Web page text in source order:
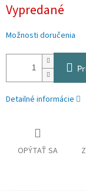
cena:
Vypredané
Možnosti doručenia
Detailné informácie
OPÝTAŤ SA